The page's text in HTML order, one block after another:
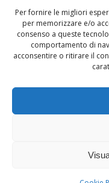
Per fornire le migliori
per memorizzare e/o
consenso a queste
comportamento di
acconsentire o ritirare il
© 2026 Il Blues